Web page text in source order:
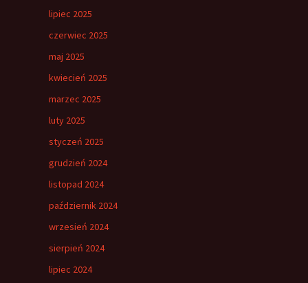
lipiec 2025
czerwiec 2025
maj 2025
kwiecień 2025
marzec 2025
luty 2025
styczeń 2025
grudzień 2024
listopad 2024
październik 2024
wrzesień 2024
sierpień 2024
lipiec 2024